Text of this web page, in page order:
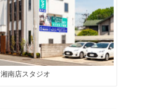
湘南店スタジオ